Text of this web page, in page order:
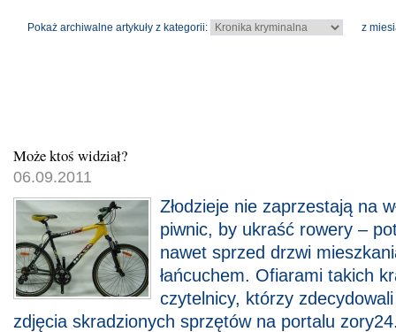
Pokaż archiwalne artykuły z kategorii: z
Może ktoś widział?
06.09.2011
Złodzieje nie zaprzestają na
piwnic, by ukraść rowery –
nawet sprzed drzwi
łańcuchem. Ofiarami takich
czytelnicy, którzy
zdjęcia skradzionych sprzętów na portalu